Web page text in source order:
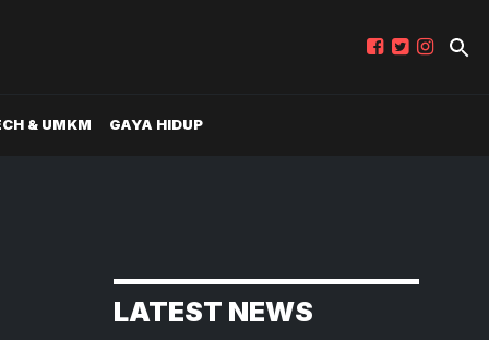
& UMKM GAYA HIDUP
LATEST NEWS